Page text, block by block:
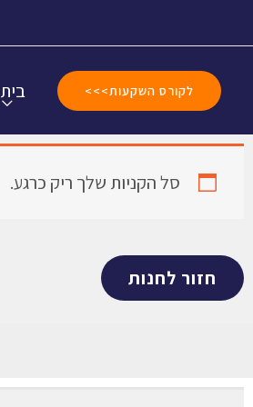
לקורס השקעות>>> בית
סל הקניות שלך ריק כרגע.
חזור לחנות